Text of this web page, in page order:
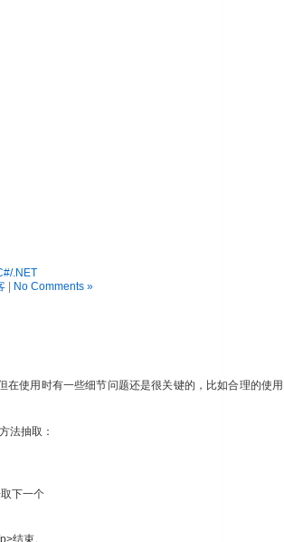
.NET
| No Comments »
使用时有一些细节问题还是很关键的，比如合理的使用
法抽取：
下一个
结束。